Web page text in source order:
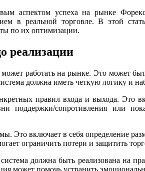
аспектом успеха на рынке
в реальной торговле. В этой
по их оптимизации.
реализации
работать на рынке. Это может
должна иметь четкую логику и
правил входа и выхода. Это
поддержки/сопротивления или
Это включает в себя определение
ограничить потери и защитить
должна быть реализована
может помочь устранить